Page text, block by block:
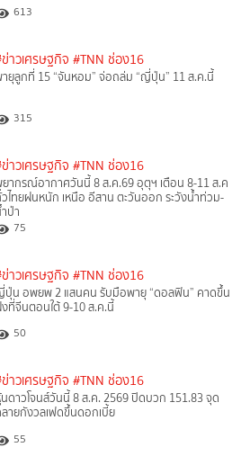
613
าวเศรษฐกิจ #TNN ช่อง16
ยุลูกที่ 15 “จันหอม” จ่อถล่ม “ญี่ปุ่น” 11 ส.ค.นี้
315
าวเศรษฐกิจ #TNN ช่อง16
ากรณ์อากาศวันนี้ 8 ส.ค.69 อุตุฯ เตือน 8-11 ส.ค
ไทยฝนหนัก เหนือ อีสาน ตะวันออก ระวังน้ำท่วม-
ป่า
75
าวเศรษฐกิจ #TNN ช่อง16
น อพยพ 2 แสนคน รับมือพายุ “ดอลฟิน” คาดขึ้น
ที่จีนตอนใต้ 9-10 ส.ค.นี้
50
าวเศรษฐกิจ #TNN ช่อง16
ดาวโจนส์วันนี้ 8 ส.ค. 2569 ปิดบวก 151.83 จุด
ายกังวลเฟดขึ้นดอกเบี้ย
55